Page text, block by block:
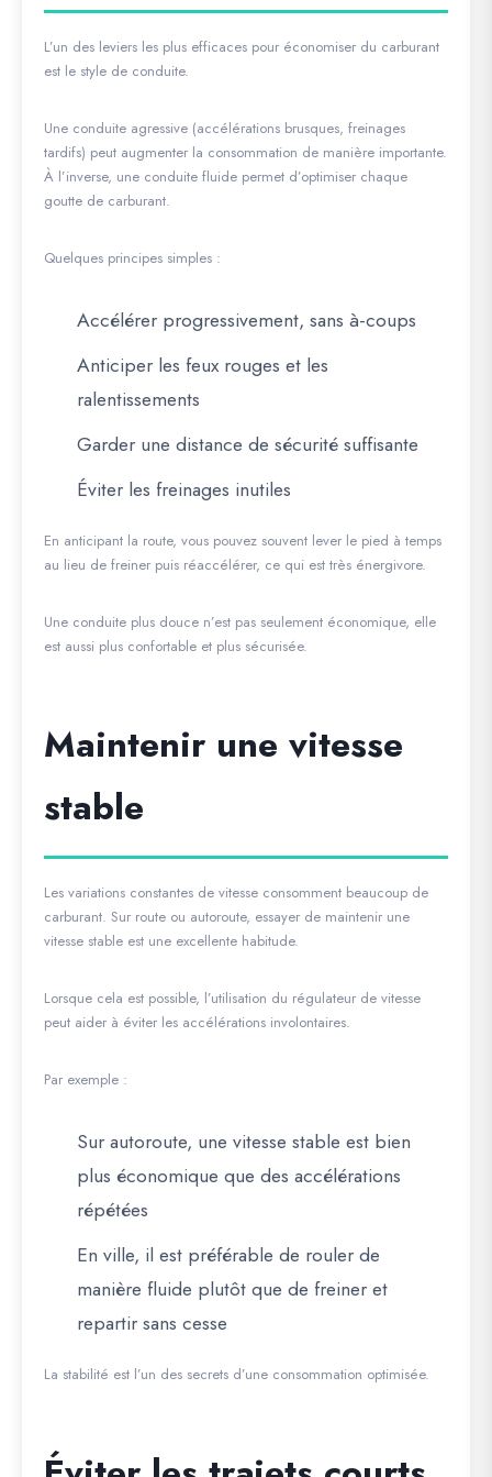
L’un des leviers les plus efficaces pour économiser du carburant
est le style de conduite.
Une conduite agressive (accélérations brusques, freinages
tardifs) peut augmenter la consommation de manière importante.
À l’inverse, une conduite fluide permet d’optimiser chaque
goutte de carburant.
Quelques principes simples :
Accélérer progressivement, sans à-coups
Anticiper les feux rouges et les
ralentissements
Garder une distance de sécurité suffisante
Éviter les freinages inutiles
En anticipant la route, vous pouvez souvent lever le pied à temps
au lieu de freiner puis réaccélérer, ce qui est très énergivore.
Une conduite plus douce n’est pas seulement économique, elle
est aussi plus confortable et plus sécurisée.
Maintenir une vitesse
stable
Les variations constantes de vitesse consomment beaucoup de
carburant. Sur route ou autoroute, essayer de maintenir une
vitesse stable est une excellente habitude.
Lorsque cela est possible, l’utilisation du régulateur de vitesse
peut aider à éviter les accélérations involontaires.
Par exemple :
Sur autoroute, une vitesse stable est bien
plus économique que des accélérations
répétées
En ville, il est préférable de rouler de
manière fluide plutôt que de freiner et
repartir sans cesse
La stabilité est l’un des secrets d’une consommation optimisée.